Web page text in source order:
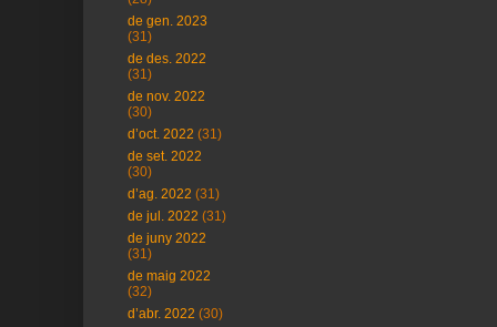
de gen. 2023
(31)
de des. 2022
(31)
de nov. 2022
(30)
d’oct. 2022 (31)
de set. 2022
(30)
d’ag. 2022 (31)
de jul. 2022 (31)
de juny 2022
(31)
de maig 2022
(32)
d’abr. 2022 (30)